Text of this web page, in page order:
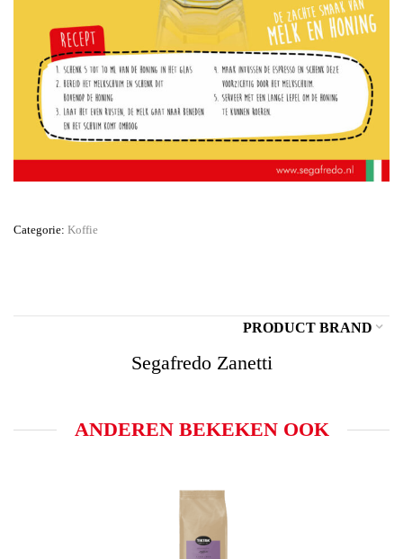
Categorie: Koffie
PRODUCT BRAND
Segafredo Zanetti
ANDEREN BEKEKEN OOK